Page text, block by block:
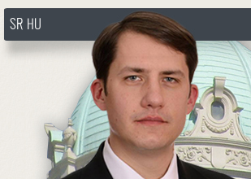
http://www.pasztorbalint.rs/sr
SR HU